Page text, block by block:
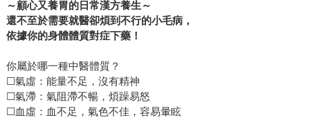
～顧心又養胃的日常漢方養生～
還不至於需要就醫卻煩到不行的小毛病，
依據你的身體體質對症下藥！
你屬於哪一種中醫體質？
☐氣虛：能量不足，沒有精神
☐氣滯：氣阻滯不暢，煩躁易怒
☐血虛：血不足，氣色不佳，容易暈眩